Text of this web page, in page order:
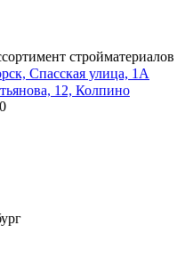
стройматериалов
Спасская улица, 1А
12, Колпино